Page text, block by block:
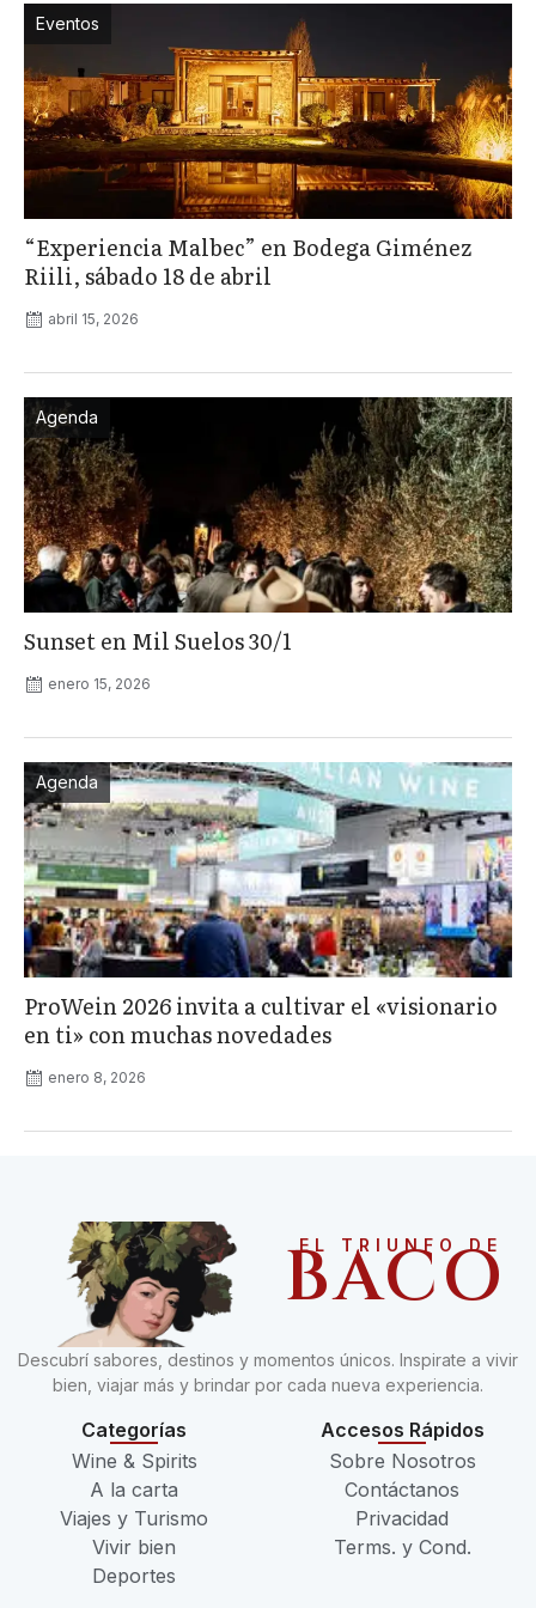
Eventos
“Experiencia Malbec” en Bodega Giménez
Riili, sábado 18 de abril
abril 15, 2026
Agenda
Sunset en Mil Suelos 30/1
enero 15, 2026
Agenda
ProWein 2026 invita a cultivar el «visionario
en ti» con muchas novedades
enero 8, 2026
EL TRIUNFO DE
BACO
Descubrí sabores, destinos y momentos únicos. Inspirate a vivir
bien, viajar más y brindar por cada nueva experiencia.
Categorías
Wine & Spirits
A la carta
Viajes y Turismo
Vivir bien
Deportes
Accesos Rápidos
Sobre Nosotros
Contáctanos
Privacidad
Terms. y Cond.